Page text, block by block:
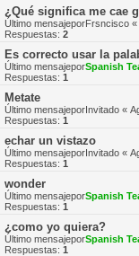
¿Qué significa me cae
Último mensajeporFrsncisco «
Respuestas: 2
Es correcto usar la
Último mensajeporSpanish
Respuestas: 1
Metate
Último mensajeporInvitado «
Respuestas: 1
echar un vistazo
Último mensajeporInvitado «
Respuestas: 1
wonder
Último mensajeporSpanish
Respuestas: 1
¿como yo quiera?
Último mensajeporSpanish
Respuestas: 1